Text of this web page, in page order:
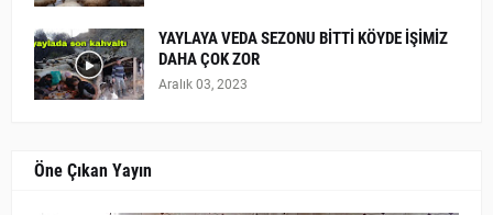
YAYLAYA VEDA SEZONU BİTTİ KÖYDE İŞİMİZ
DAHA ÇOK ZOR
Aralık 03, 2023
Öne Çıkan Yayın